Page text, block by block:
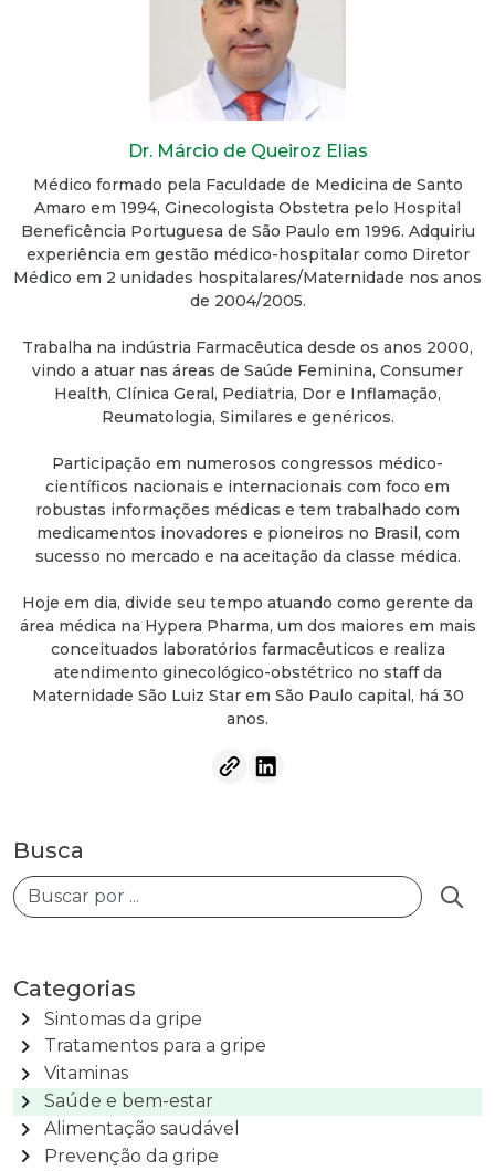
Dr. Márcio de Queiroz Elias
Médico formado pela Faculdade de Medicina de Santo
Amaro em 1994, Ginecologista Obstetra pelo Hospital
Beneficência Portuguesa de São Paulo em 1996. Adquiriu
experiência em gestão médico-hospitalar como Diretor
Médico em 2 unidades hospitalares/Maternidade nos anos
de 2004/2005.
Trabalha na indústria Farmacêutica desde os anos 2000,
vindo a atuar nas áreas de Saúde Feminina, Consumer
Health, Clínica Geral, Pediatria, Dor e Inflamação,
Reumatologia, Similares e genéricos.
Participação em numerosos congressos médico-
científicos nacionais e internacionais com foco em
robustas informações médicas e tem trabalhado com
medicamentos inovadores e pioneiros no Brasil, com
sucesso no mercado e na aceitação da classe médica.
Hoje em dia, divide seu tempo atuando como gerente da
área médica na Hypera Pharma, um dos maiores em mais
conceituados laboratórios farmacêuticos e realiza
atendimento ginecológico-obstétrico no staff da
Maternidade São Luiz Star em São Paulo capital, há 30
anos.
Busca
Categorias
chevron_right Sintomas da gripe
chevron_right Tratamentos para a gripe
chevron_right Vitaminas
chevron_right Saúde e bem-estar
chevron_right Alimentação saudável
chevron_right Prevenção da gripe